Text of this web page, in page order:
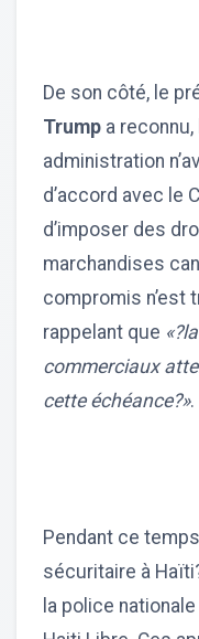
De son côté, le
Trump a
administration
d’accord avec le
d’imposer des
marchandises
compromis n’est
rappelant que
commerciaux
cette échéance?».
Pendant ce
sécuritaire à
la police